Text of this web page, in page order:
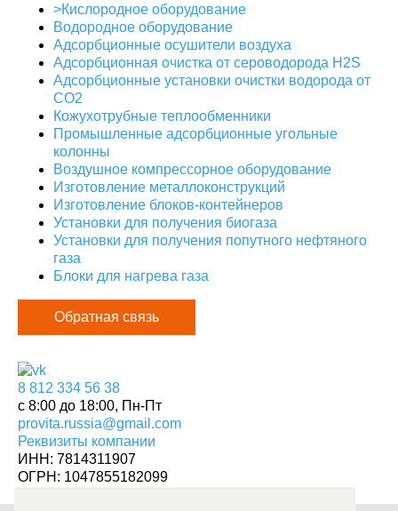
>Кислородное оборудование
Водородное оборудование
Адсорбционные осушители воздуха
Адсорбционная очистка от сероводорода H2S
Адсорбционные установки очистки водорода от
CO2
Кожухотрубные теплообменники
Промышленные адсорбционные угольные
колонны
Воздушное компрессорное оборудование
Изготовление металлоконструкций
Изготовление блоков-контейнеров
Установки для получения биогаза
Установки для получения попутного нефтяного
газа
Блоки для нагрева газа
Обратная связь
8 812 334 56 38
c 8:00 до 18:00, Пн-Пт
provita.russia@gmail.com
Реквизиты компании
ИНН: 7814311907
ОГРН: 1047855182099